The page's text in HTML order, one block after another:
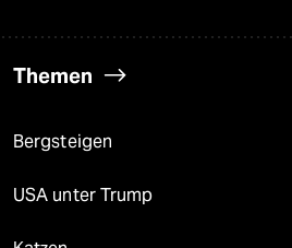
Themen
Bergsteigen
USA unter Trump